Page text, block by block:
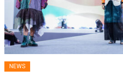
NEWS